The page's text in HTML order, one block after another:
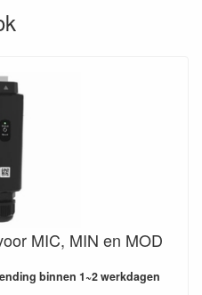
MIC, MIN en MOD
binnen 1~2 werkdagen